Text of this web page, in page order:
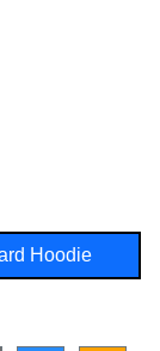
Hoodie